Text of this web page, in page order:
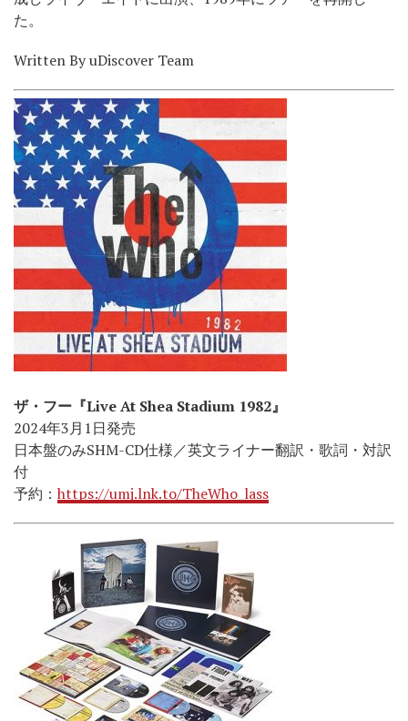
た。
Written By uDiscover Team
ザ・フー『Live At Shea Stadium 1982』
2024年3月1日発売
日本盤のみSHM-CD仕様／英文ライナー翻訳・歌詞・対訳
付
予約： https://umj.lnk.to/TheWho_lass